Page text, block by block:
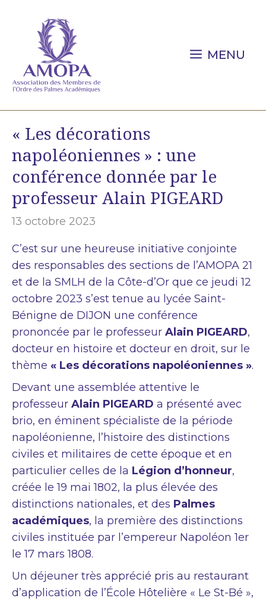
contenu
MENU
« Les décorations
napoléoniennes » : une
conférence donnée par le
professeur Alain PIGEARD
13 octobre 2023
C’est sur une heureuse initiative conjointe
des responsables des sections de l’AMOPA 21
et de la SMLH de la Côte-d’Or que ce jeudi 12
octobre 2023 s’est tenue au lycée Saint-
Bénigne de DIJON une conférence
prononcée par le professeur Alain PIGEARD,
docteur en histoire et docteur en droit, sur le
thème « Les décorations napoléoniennes ».
Devant une assemblée attentive le
professeur Alain PIGEARD a présenté avec
brio, en éminent spécialiste de la période
napoléonienne, l’histoire des distinctions
civiles et militaires de cette époque et en
particulier celles de la Légion d’honneur,
créée le 19 mai 1802, la plus élevée des
distinctions nationales, et des Palmes
académiques, la première des distinctions
civiles instituée par l’empereur Napoléon 1er
le 17 mars 1808.
Un déjeuner très apprécié pris au restaurant
d’application de l’École Hôtelière « Le St-Bé »,